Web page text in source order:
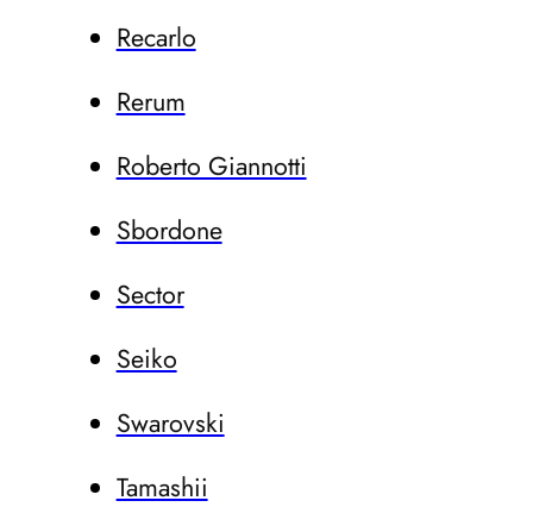
Recarlo
Rerum
Roberto Giannotti
Sbordone
Sector
Seiko
Swarovski
Tamashii